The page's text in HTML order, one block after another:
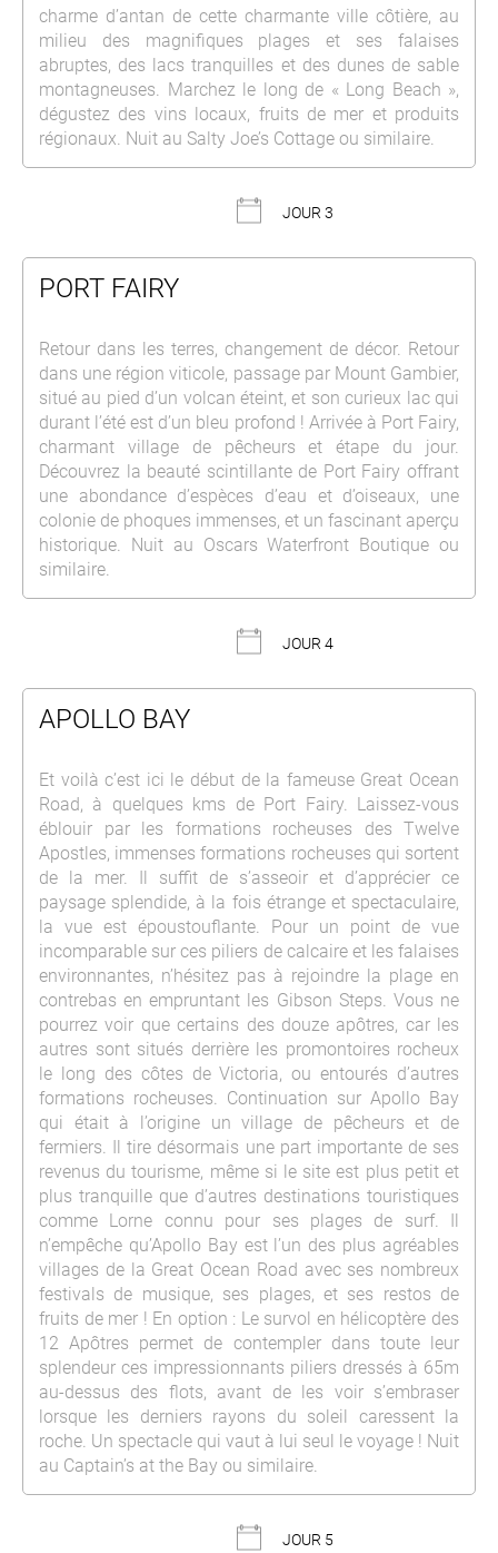
charme d’antan de cette charmante ville côtière, au
milieu des magnifiques plages et ses falaises
abruptes, des lacs tranquilles et des dunes de sable
montagneuses. Marchez le long de « Long Beach »,
dégustez des vins locaux, fruits de mer et produits
régionaux. Nuit au Salty Joe’s Cottage ou similaire.
JOUR 3
PORT FAIRY
Retour dans les terres, changement de décor. Retour
dans une région viticole, passage par Mount Gambier,
situé au pied d’un volcan éteint, et son curieux lac qui
durant l’été est d’un bleu profond ! Arrivée à Port Fairy,
charmant village de pêcheurs et étape du jour.
Découvrez la beauté scintillante de Port Fairy offrant
une abondance d’espèces d’eau et d’oiseaux, une
colonie de phoques immenses, et un fascinant aperçu
historique. Nuit au Oscars Waterfront Boutique ou
similaire.
JOUR 4
APOLLO BAY
Et voilà c’est ici le début de la fameuse Great Ocean
Road, à quelques kms de Port Fairy. Laissez-vous
éblouir par les formations rocheuses des Twelve
Apostles, immenses formations rocheuses qui sortent
de la mer. Il suffit de s’asseoir et d’apprécier ce
paysage splendide, à la fois étrange et spectaculaire,
la vue est époustouflante. Pour un point de vue
incomparable sur ces piliers de calcaire et les falaises
environnantes, n’hésitez pas à rejoindre la plage en
contrebas en empruntant les Gibson Steps. Vous ne
pourrez voir que certains des douze apôtres, car les
autres sont situés derrière les promontoires rocheux
le long des côtes de Victoria, ou entourés d’autres
formations rocheuses. Continuation sur Apollo Bay
qui était à l’origine un village de pêcheurs et de
fermiers. Il tire désormais une part importante de ses
revenus du tourisme, même si le site est plus petit et
plus tranquille que d’autres destinations touristiques
comme Lorne connu pour ses plages de surf. Il
n’empêche qu’Apollo Bay est l’un des plus agréables
villages de la Great Ocean Road avec ses nombreux
festivals de musique, ses plages, et ses restos de
fruits de mer ! En option : Le survol en hélicoptère des
12 Apôtres permet de contempler dans toute leur
splendeur ces impressionnants piliers dressés à 65m
au-dessus des flots, avant de les voir s’embraser
lorsque les derniers rayons du soleil caressent la
roche. Un spectacle qui vaut à lui seul le voyage ! Nuit
au Captain’s at the Bay ou similaire.
JOUR 5